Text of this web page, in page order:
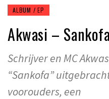
ALBUM / EP
Akwasi – Sankofa
Schrijver en MC
“Sankofa”
voorouders, een